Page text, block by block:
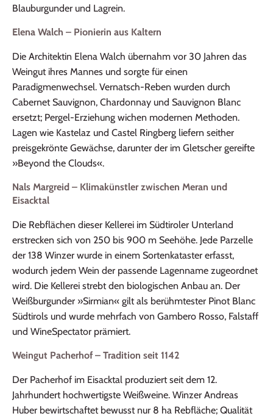
Blauburgunder und Lagrein.
Elena Walch – Pionierin aus Kaltern
Die Architektin Elena Walch übernahm vor 30 Jahren das
Weingut ihres Mannes und sorgte für einen
Paradigmenwechsel. Vernatsch‑Reben wurden durch
Cabernet Sauvignon, Chardonnay und Sauvignon Blanc
ersetzt; Pergel‑Erziehung wichen modernen Methoden.
Lagen wie Kastelaz und Castel Ringberg liefern seither
preisgekrönte Gewächse, darunter der im Gletscher gereifte
»Beyond the Clouds«.
Nals Margreid – Klimakünstler zwischen Meran und
Eisacktal
Die Rebflächen dieser Kellerei im Südtiroler Unterland
erstrecken sich von 250 bis 900 m Seehöhe. Jede Parzelle
der 138 Winzer wurde in einem Sortenkataster erfasst,
wodurch jedem Wein der passende Lagenname zugeordnet
wird. Die Kellerei strebt den biologischen Anbau an. Der
Weißburgunder »Sirmian« gilt als berühmtester Pinot Blanc
Südtirols und wurde mehrfach von Gambero Rosso, Falstaff
und WineSpectator prämiert.
Weingut Pacherhof – Tradition seit 1142
Der Pacherhof im Eisacktal produziert seit dem 12.
Jahrhundert hochwertigste Weißweine. Winzer Andreas
Huber bewirtschaftet bewusst nur 8 ha Rebfläche; Qualität